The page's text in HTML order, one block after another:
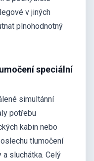
v jiných
plnohodnotný
speciální
simultánní
potřebu
kabin nebo
tlumočení
sluchátka. Celý